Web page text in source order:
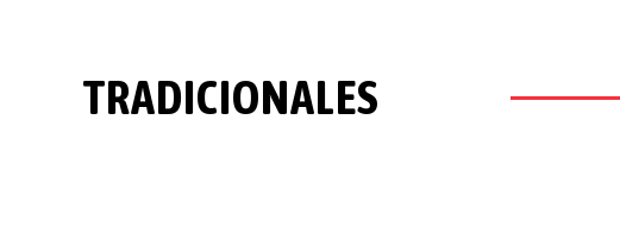
TRADICIONALES